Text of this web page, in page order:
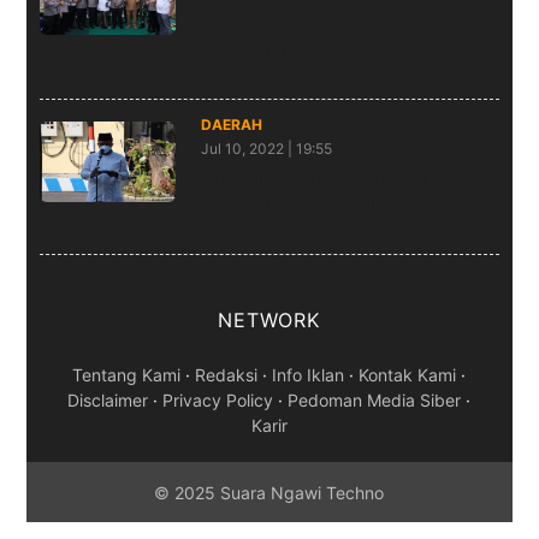
DAERAH
Jul 10, 2022 | 19:55
NETWORK
Tentang Kami · Redaksi · Info Iklan · Kontak Kami ·
Disclaimer · Privacy Policy · Pedoman Media Siber ·
Karir
© 2025 Suara Ngawi Techno